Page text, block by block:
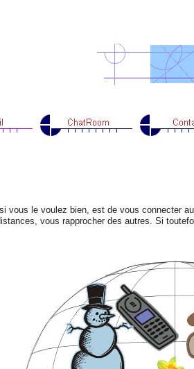
vous le voulez bien, est de vous connecter
vous rapprocher des autres. Si